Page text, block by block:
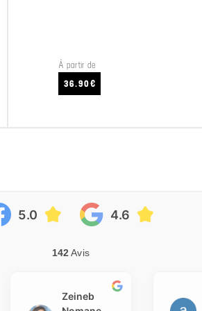
VOIR LE PRODUIT
À partir de
36.90€